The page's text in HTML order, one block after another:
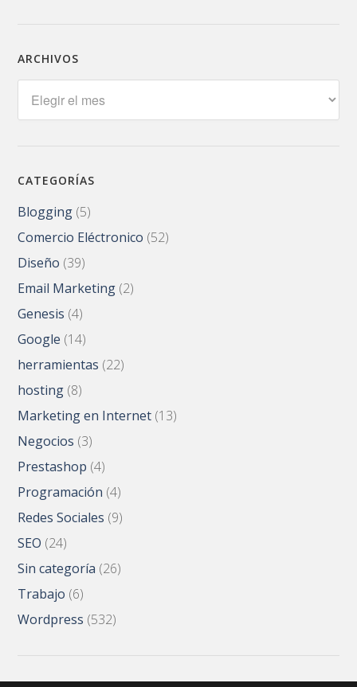
ARCHIVOS
CATEGORÍAS
Blogging (5)
Comercio Eléctronico (52)
Diseño (39)
Email Marketing (2)
Genesis (4)
Google (14)
herramientas (22)
hosting (8)
Marketing en Internet (13)
Negocios (3)
Prestashop (4)
Programación (4)
Redes Sociales (9)
SEO (24)
Sin categoría (26)
Trabajo (6)
Wordpress (532)